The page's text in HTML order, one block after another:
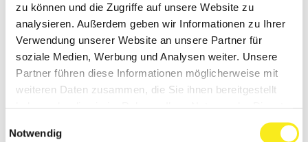
zu können und die Zugriffe auf unsere Website zu
analysieren. Außerdem geben wir Informationen zu Ihrer
Verwendung unserer Website an unsere Partner für
soziale Medien, Werbung und Analysen weiter. Unsere
Partner führen diese Informationen möglicherweise mit
weiteren Daten zusammen, die Sie ihnen bereitgestellt
Einwilligungsauswahl
Notwendig